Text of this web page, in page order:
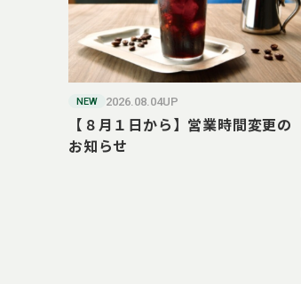
NEW 2026.08.04UP
【８月１日から】営業時間変更の
お知らせ